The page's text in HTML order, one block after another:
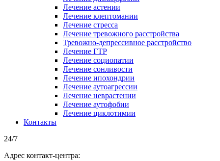
Лечение астении
Лечение клептомании
Лечение стресса
Лечение тревожного расстройства
Тревожно-депрессивное расстройство
Лечение ГТР
Лечение социопатии
Лечение сонливости
Лечение ипохондрии
Лечение аутоагрессии
Лечение неврастении
Лечение аутофобии
Лечение циклотимии
Контакты
24/7
Адрес контакт-центра: